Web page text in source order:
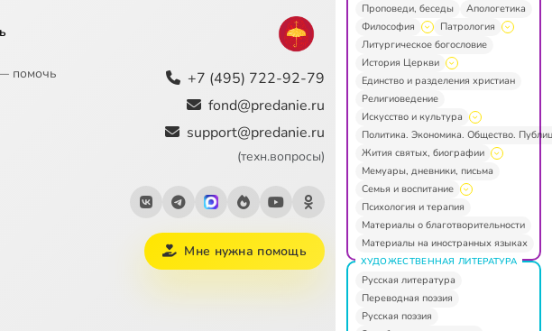
помочь
+7 (495) 722-92-79
fond@predanie.ru
support@predanie.ru
(техн.вопросы)
Мне нужна помощь
Проповеди, беседы
Апологетика
Философия
Патрология
Литургическое богословие
История Церкви
Единство и разделения христиан
Религиоведение
Искусство и культура
Политика. Экономика. Общество.
Жития святых, биографии
Мемуары, дневники, письма
Семья и воспитание
Психология и терапия
Материалы о благотворительности
Материалы на иностранных языках
ХУДОЖЕСТВЕННАЯ ЛИТЕРАТУРА
Русская литература
Переводная поэзия
Русская поэзия